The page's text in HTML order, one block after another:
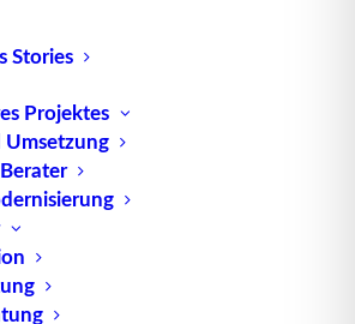
Stories
Projektes
von
Aspekt der
Faktor Licht steht nicht
Prozessen der
daher häufig als gegeben
kann er als wichtige
für die Abläufe in einem
in Lagerbetrieben, die zum